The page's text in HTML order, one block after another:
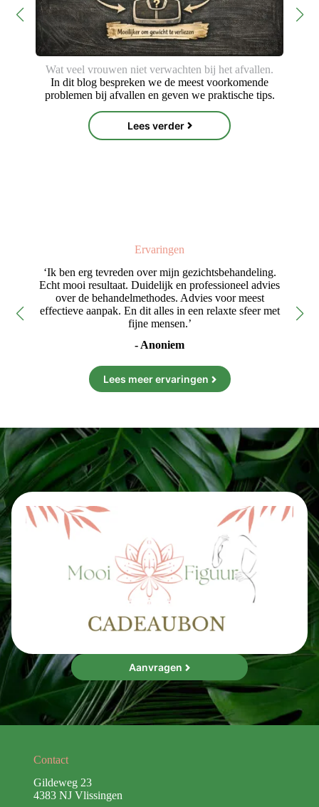
Wat veel vrouwen niet verwachten bij het afvallen.
In dit blog bespreken we de meest voorkomende
problemen bij afvallen en geven we praktische tips.
Lees verder
Ervaringen
‘Ik ben erg tevreden over mijn gezichtsbehandeling.
Echt mooi resultaat. Duidelijk en professioneel advies
over de behandelmethodes. Advies voor meest
effectieve aanpak. En dit alles in een relaxte sfeer met
fijne mensen.’
- Anoniem
Lees meer ervaringen
Aanvragen
Contact
Gildeweg 23
4383 NJ Vlissingen